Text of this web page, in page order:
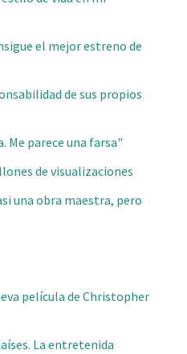
el mejor estreno de
de sus propios
Me parece una farsa"
de visualizaciones
una obra maestra, pero
película de Christopher
La entretenida